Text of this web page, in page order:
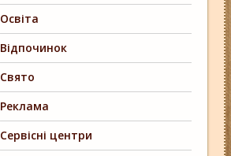
Освіта
Відпочинок
Свято
Реклама
Сервісні центри